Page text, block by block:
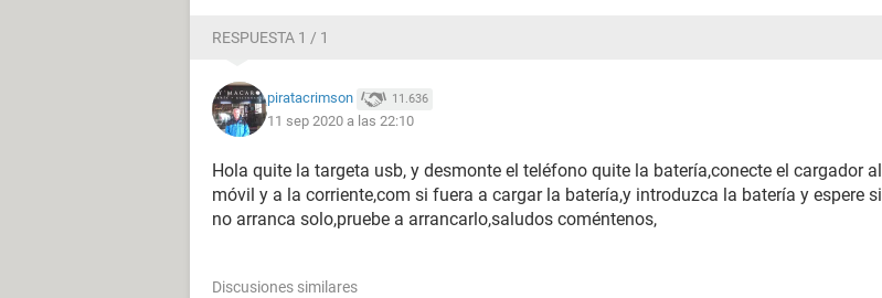
RESPUESTA 1 / 1
piratacrimson 11.636
11 sep 2020 a las 22:10
Hola quite la targeta usb, y desmonte el teléfono quite la batería,conecte el cargador al
móvil y a la corriente,com si fuera a cargar la batería,y introduzca la batería y espere si
no arranca solo,pruebe a arrancarlo,saludos coméntenos,
Discusiones similares